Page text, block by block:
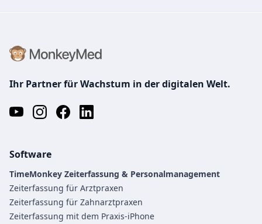
Ihr Partner für Wachstum in der digitalen Welt.
Software
TimeMonkey Zeiterfassung & Personalmanagement
Zeiterfassung für Arztpraxen
Zeiterfassung für Zahnarztpraxen
Zeiterfassung mit dem Praxis-iPhone